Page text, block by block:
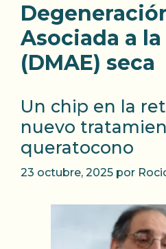
Asociada a la
(DMAE) seca
Un chip en la
nuevo
queratocono
23 octubre, 2025 por